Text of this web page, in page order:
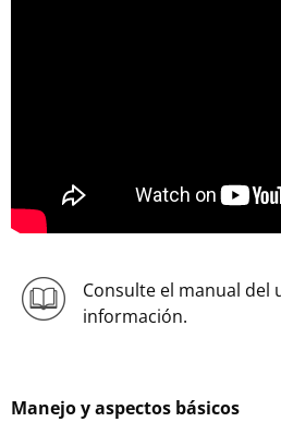
Consulte el manual del
información.
Manejo y aspectos básicos